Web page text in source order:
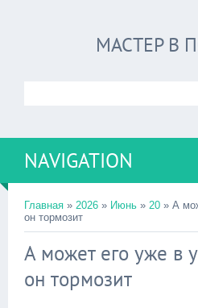
МАСТЕР В
NAVIGATION
Главная » 2026 » Июнь » 20 » А
он тормозит
А может его уже в
он тормозит